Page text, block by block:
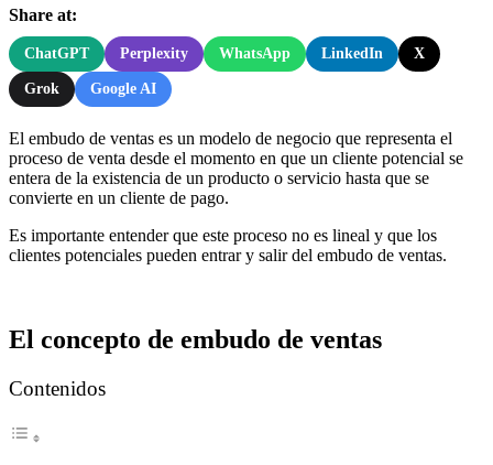
Share at:
ChatGPT Perplexity WhatsApp LinkedIn X
Grok Google AI
El embudo de ventas es un modelo de negocio que representa el
proceso de venta desde el momento en que un cliente potencial se
entera de la existencia de un producto o servicio hasta que se
convierte en un cliente de pago.
Es importante entender que este proceso no es lineal y que los
clientes potenciales pueden entrar y salir del embudo de ventas.
El concepto de embudo de ventas
Contenidos